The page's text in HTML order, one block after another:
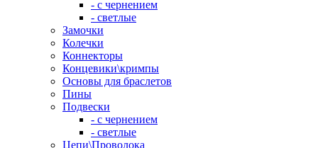
- с чернением
- светлые
Замочки
Колечки
Коннекторы
Концевики\кримпы
Основы для браслетов
Пины
Подвески
- с чернением
- светлые
Цепи\Проволока